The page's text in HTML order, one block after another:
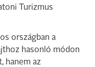
Turizmus
országban a
hasonló módon
hanem az